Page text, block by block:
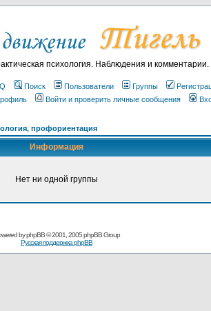
психология. Наблюдения и комментарии.
Поиск Пользователи Группы
Войти и проверить личные сообщения
профориентация
Информация
Нет ни одной группы
byphpBB© 2001, 2005 phpBB Group
Русская поддержка phpBB